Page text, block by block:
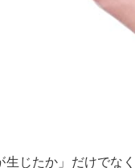
じたか」だけでな